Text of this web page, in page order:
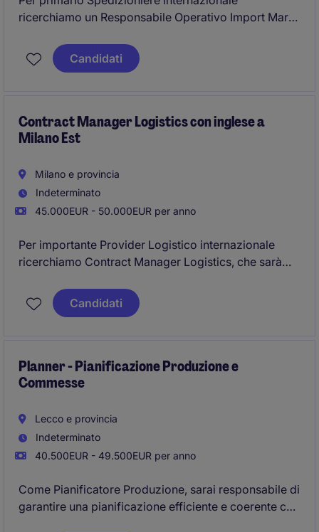
ricerchiamo un Responsabile Operativo Import Mare
esperienza di almeno 3 anni nella gestione di un team
operativo import mare.
Candidati
Contract Manager Logistics con inglese a
Milano Est
Milano e provincia
Indeterminato
45.000EUR - 50.000EUR per anno
Per importante Provider Logistico internazionale
ricerchiamo Contract Manager Logistics, che sarà
commessa con interfaccia giornaliera col cliente e
supervisione del personale di magazzino.
Candidati
Planner - Pianificazione Produzione e
Commesse
Lecco e provincia
Indeterminato
40.500EUR - 49.500EUR per anno
Come Pianificatore Produzione, sarai responsabile di
garantire una pianificazione efficiente e coerente con